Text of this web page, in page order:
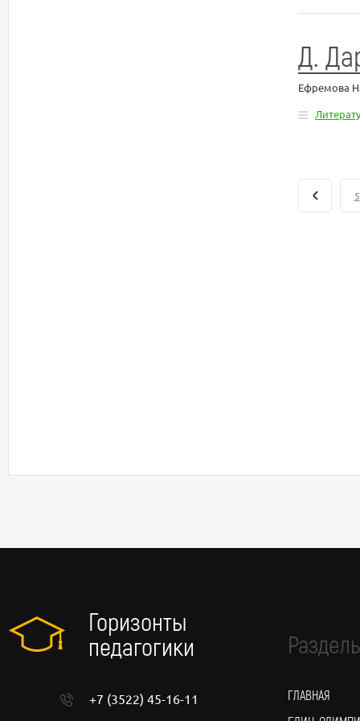
Д.
Ефремова
5
Горизонты
педагогики
+7 (3522) 45-16-11
ГЛАВНАЯ